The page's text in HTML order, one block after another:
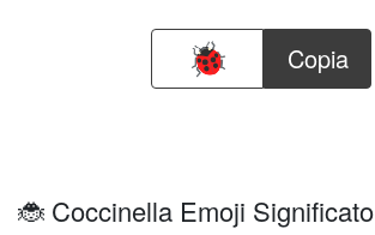
Copia
🐞 Coccinella Emoji Significato